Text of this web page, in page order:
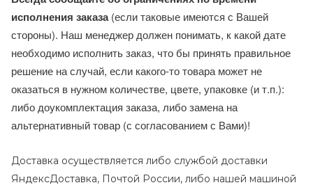
исполнения заказа(если таковые имеются с Вашей
стороны). Наш менеджер должен понимать, к какой дате
необходимо исполнить заказ, что бы принять правильное
решение на случай, если какого-то товара может не
оказаться в нужном количестве, цвете, упаковке (и т.п.):
либо доукомплектация заказа, либо замена на
альтернативный товар (с согласованием с Вами)!
Доставка осуществляется либо службой доставки
ЯндексДоставка, Почтой России, либо нашей машиной